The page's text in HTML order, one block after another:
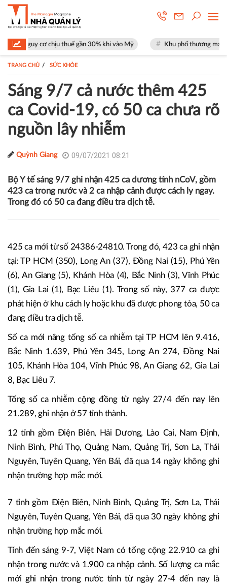
chịu thuế gần 30% khi vào Mỹ Khu phố thương mại SOHO tại
TRANG CHỦ SỨC KHỎE
Sáng 9/7 cả nước thêm 425
ca Covid-19, có 50 ca chưa rõ
nguồn lây nhiễm
Quỳnh Giang 09/07/2021 08:21
Bộ Y tế sáng 9/7 ghi nhận 425 ca dương tính nCoV, gồm
423 ca trong nước và 2 ca nhập cảnh được cách ly ngay.
Trong đó có 50 ca đang điều tra dịch tễ.
425 ca mới từ số 24386-24810. Trong đó, 423 ca ghi nhận
tại: TP HCM (350), Long An (37), Đồng Nai (15), Phú Yên
(6), An Giang (5), Khánh Hòa (4), Bắc Ninh (3), Vĩnh Phúc
(1), Gia Lai (1), Bạc Liêu (1). Trong số này, 377 ca được
phát hiện ở khu cách ly hoặc khu đã được phong tỏa, 50 ca
đang điều tra dịch tễ.
Số ca mới nâng tổng số ca nhiễm tại TP HCM lên 9.416,
Bắc Ninh 1.639, Phú Yên 345, Long An 274, Đồng Nai
105, Khánh Hòa 104, Vĩnh Phúc 98, An Giang 62, Gia Lai
8, Bạc Liêu 7.
Tổng số ca nhiễm cộng đồng từ ngày 27/4 đến nay lên
21.289, ghi nhận ở 57 tỉnh thành.
12 tỉnh gồm Điện Biên, Hải Dương, Lào Cai, Nam Định,
Ninh Bình, Phú Thọ, Quảng Nam, Quảng Trị, Sơn La, Thái
Nguyên, Tuyên Quang, Yên Bái, đã qua 14 ngày không ghi
nhận trường hợp mắc mới.
7 tỉnh gồm Điện Biên, Ninh Bình, Quảng Trị, Sơn La, Thái
Nguyên, Tuyên Quang, Yên Bái, đã qua 30 ngày không ghi
nhận trường hợp mắc mới.
Tính đến sáng 9-7, Việt Nam có tổng cộng 22.910 ca ghi
nhận trong nước và 1.900 ca nhập cảnh. Số lượng ca mắc
mới ghi nhận trong nước tính từ ngày 27-4 đến nay là